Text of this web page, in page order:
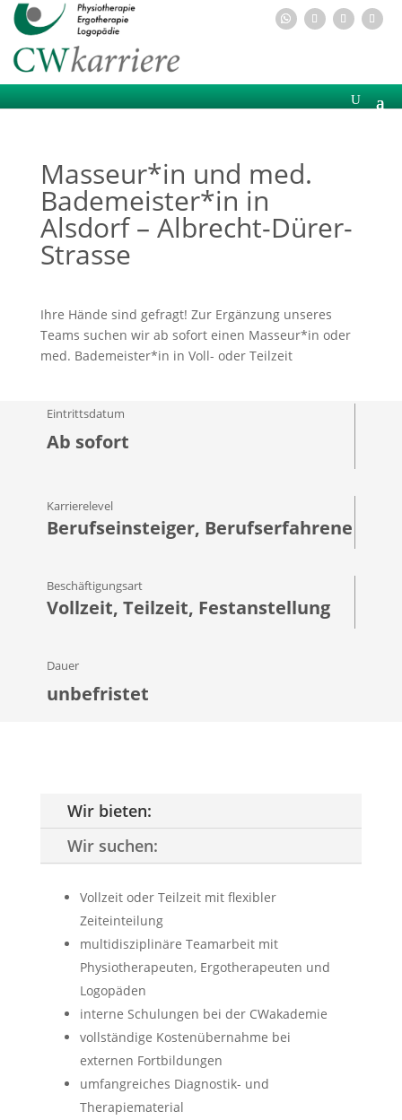
Masseur*in und med.
Bademeister*in in
Alsdorf – Albrecht-Dürer-
Strasse
Ihre Hände sind gefragt! Zur Ergänzung unseres
Teams suchen wir ab sofort einen Masseur*in oder
med. Bademeister*in in Voll- oder Teilzeit
Eintrittsdatum
Ab sofort
Karrierelevel
Berufseinsteiger, Berufserfahrene
Beschäftigungsart
Vollzeit, Teilzeit, Festanstellung
Dauer
unbefristet
Wir bieten:
Wir suchen:
Vollzeit oder Teilzeit mit flexibler
Zeiteinteilung
multidisziplinäre Teamarbeit mit
Physiotherapeuten, Ergotherapeuten und
Logopäden
interne Schulungen bei der CWakademie
vollständige Kostenübernahme bei
externen Fortbildungen
umfangreiches Diagnostik- und
Therapiematerial